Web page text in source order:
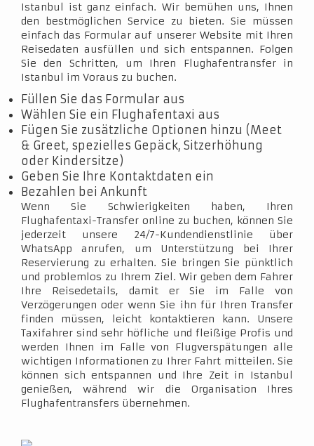
Istanbul ist ganz einfach. Wir bemühen uns, Ihnen
den bestmöglichen Service zu bieten. Sie müssen
einfach das Formular auf unserer Website mit Ihren
Reisedaten ausfüllen und sich entspannen. Folgen
Sie den Schritten, um Ihren Flughafentransfer in
Istanbul im Voraus zu buchen.
Füllen Sie das Formular aus
Wählen Sie ein Flughafentaxi aus
Fügen Sie zusätzliche Optionen hinzu (Meet
& Greet, spezielles Gepäck, Sitzerhöhung
oder Kindersitze)
Geben Sie Ihre Kontaktdaten ein
Bezahlen bei Ankunft
Wenn Sie Schwierigkeiten haben, Ihren
Flughafentaxi-Transfer online zu buchen, können Sie
jederzeit unsere 24/7-Kundendienstlinie über
WhatsApp anrufen, um Unterstützung bei Ihrer
Reservierung zu erhalten. Sie bringen Sie pünktlich
und problemlos zu Ihrem Ziel. Wir geben dem Fahrer
Ihre Reisedetails, damit er Sie im Falle von
Verzögerungen oder wenn Sie ihn für Ihren Transfer
finden müssen, leicht kontaktieren kann. Unsere
Taxifahrer sind sehr höfliche und fleißige Profis und
werden Ihnen im Falle von Flugverspätungen alle
wichtigen Informationen zu Ihrer Fahrt mitteilen. Sie
können sich entspannen und Ihre Zeit in Istanbul
genießen, während wir die Organisation Ihres
Flughafentransfers übernehmen.